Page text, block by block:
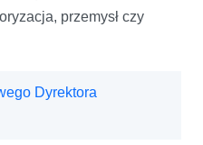
przemysł czy
Dyrektora